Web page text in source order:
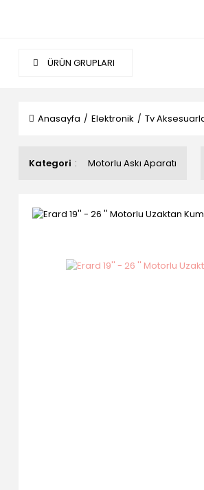
ÜRÜN GRUPLARI
Anasayfa Elektronik Tv
Kategori Motorlu Askı Aparatı